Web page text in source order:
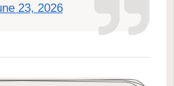
23, 2026